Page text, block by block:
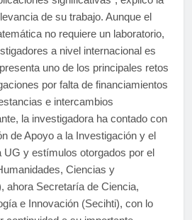
de su trabajo. Aunque el
no requiere un laboratorio,
a nivel internacional es
uno de los principales retos
por falta de financiamientos
e intercambios
la investigadora ha contado con
de Apoyo a la Investigación y el
UG y estímulos otorgados por el
Ciencias y
ahora Secretaría de Ciencia,
e Innovación (Secihti), con lo